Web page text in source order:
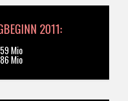
2011:
Mio
Mio